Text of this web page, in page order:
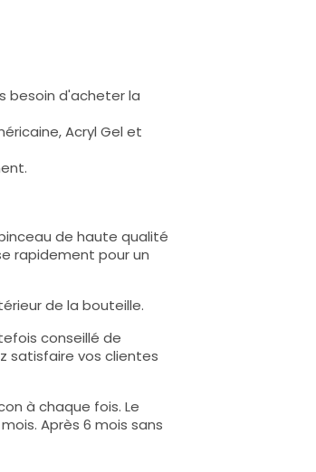
besoin d'acheter la
Acryl Gel et
de haute qualité
rapidement pour un
de la bouteille.
conseillé de
satisfaire vos clientes
à chaque fois. Le
Après 6 mois sans